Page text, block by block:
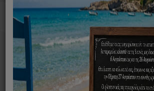
Ανταλλακτικά ηλεκτρικών συσκευών
Home
Προσωπική Φροντίδα
Braun Face Πακέτο Δύο Ανταλλακτικών
Καθαρισμού Προσώπου Beauty Sponge